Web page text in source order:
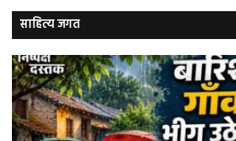
साहित्य जगत